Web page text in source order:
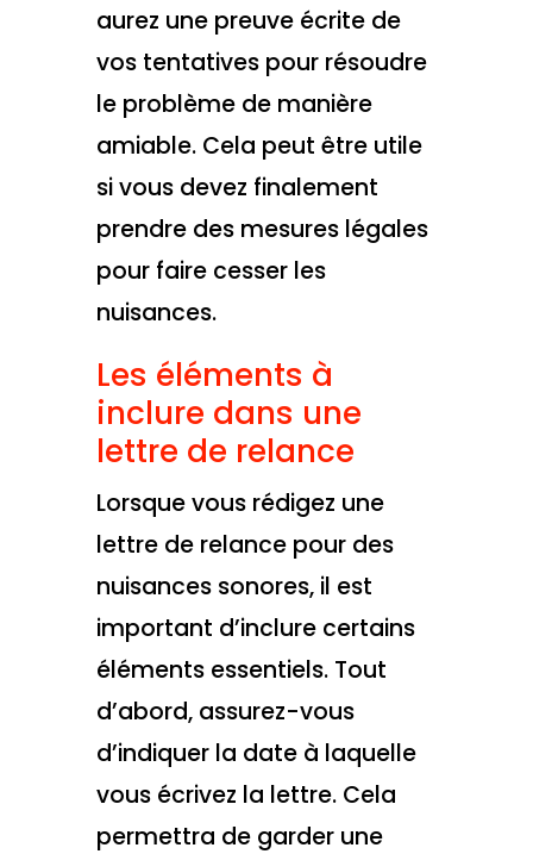
aurez une preuve écrite de
vos tentatives pour résoudre
le problème de manière
amiable. Cela peut être utile
si vous devez finalement
prendre des mesures légales
pour faire cesser les
nuisances.
Les éléments à
inclure dans une
lettre de relance
Lorsque vous rédigez une
lettre de relance pour des
nuisances sonores, il est
important d’inclure certains
éléments essentiels. Tout
d’abord, assurez-vous
d’indiquer la date à laquelle
vous écrivez la lettre. Cela
permettra de garder une